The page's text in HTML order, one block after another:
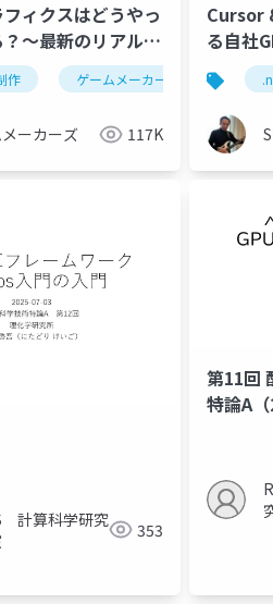
gpu claude code
ィクスはどうやっ
～最新のリアルタ
グ描画フローを見
作 ゲームメーカーズスクランブル
ーカーズ 117K
Cursor
る自社
アプリ
時代-
×マル
計算科学研究
353
第11回 配信講義 計算科学技術
特論A（